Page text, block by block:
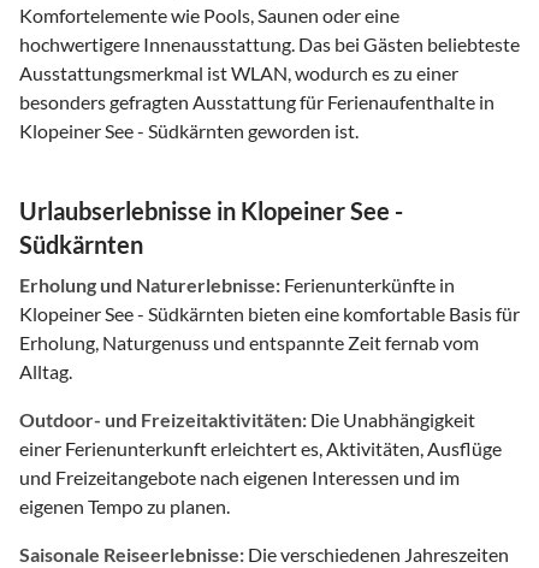
Komfortelemente wie Pools, Saunen oder eine
hochwertigere Innenausstattung. Das bei Gästen beliebteste
Ausstattungsmerkmal ist WLAN, wodurch es zu einer
besonders gefragten Ausstattung für Ferienaufenthalte in
Klopeiner See - Südkärnten geworden ist.
Urlaubserlebnisse in Klopeiner See -
Südkärnten
Erholung und Naturerlebnisse: Ferienunterkünfte in
Klopeiner See - Südkärnten bieten eine komfortable Basis für
Erholung, Naturgenuss und entspannte Zeit fernab vom
Alltag.
Outdoor- und Freizeitaktivitäten: Die Unabhängigkeit
einer Ferienunterkunft erleichtert es, Aktivitäten, Ausflüge
und Freizeitangebote nach eigenen Interessen und im
eigenen Tempo zu planen.
Saisonale Reiseerlebnisse: Die verschiedenen Jahreszeiten